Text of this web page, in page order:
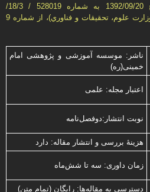
فصل‌نامه، بر اساس نامه مورخ 1392/09/20 به شماره 528019 / 18/3/
كميسيون نشريات علمی كشور (وزارت علوم، تحقيقات و فناوري)، از شماره 9
ناشر: موسسه آموزشی و پژوهشی امام
خمینی(ره)
اعتبار مجله: علمی
نوبت انتشار:دوفصل‌نامه
هزینۀ بررسی و انتشار مقاله: دارد
زمان داوری: سه تا شش‌ماه
دسترسی به مقاله‌ها: رایگان (تمام متن)